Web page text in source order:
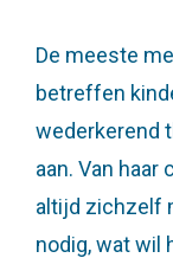
De meeste
betreffen
wederkerend
aan. Van
altijd zichzelf
nodig, wat wil